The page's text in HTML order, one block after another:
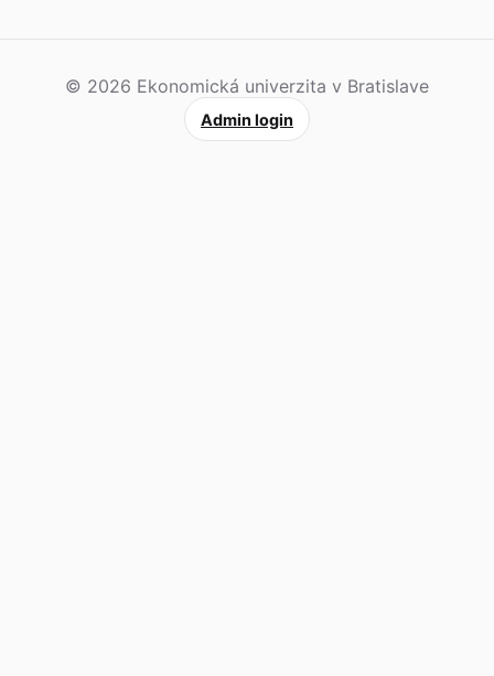
© 2026 Ekonomická univerzita v Bratislave
Admin login